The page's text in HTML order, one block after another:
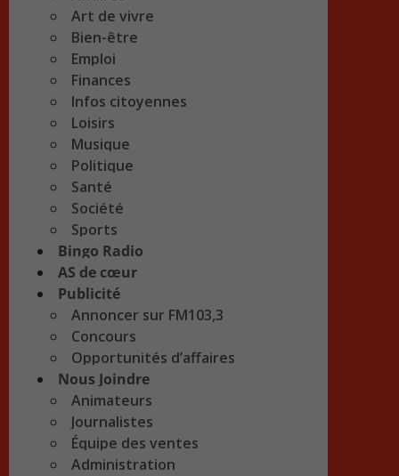
Art de vivre
Bien-être
Emploi
Finances
Infos citoyennes
Loisirs
Musique
Politique
Santé
Société
Sports
Bingo Radio
AS de cœur
Publicité
Annoncer sur FM103,3
Concours
Opportunités d’affaires
Nous Joindre
Animateurs
Journalistes
Équipe des ventes
Administration